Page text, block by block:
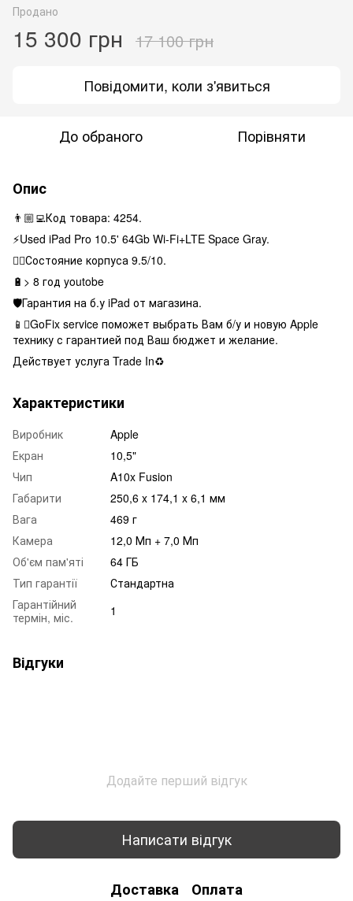
Продано
15 300 грн 17 100 грн
Повідомити, коли з'явиться
До обраного Порівняти
Опис
👨🏼‍💻Код товара: 4254.
⚡️Used iPad Pro 10.5' 64Gb Wi-Fi+LTE Space Gray.
👌🏻Состояние корпуса 9.5/10.
🔋> 8 год youtobe
🛡Гарантия на б.у iPad от магазина.
📱GoFix service поможет выбрать Вам б/у и новую Apple
технику с гарантией под Ваш бюджет и желание.
Действует услуга Trade In♻️
Характеристики
Виробник
Apple
Екран
10,5"
Чип
A10x Fusion
Габарити
250,6 x 174,1 x 6,1 мм
Вага
469 г
Камера
12,0 Мп + 7,0 Мп
Об'єм пам'яті
64 ГБ
Тип гарантії
Стандартна
Гарантійний
термін, міс.
1
Відгуки
Додайте перший відгук
Написати відгук
Доставка Оплата